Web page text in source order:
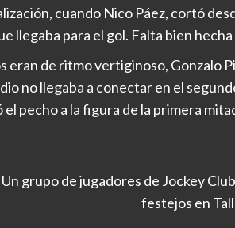
cuando Nico Páez, cortó
llegaba para el gol. Falta bien
eran de ritmo vertiginoso, Gonzalo
no llegaba a conectar en el
pecho a la figura de la primera
Un grupo de jugadores de Jockey
festejos en